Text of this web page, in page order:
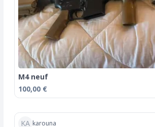
M4 neuf
100,00 €
KA karouna